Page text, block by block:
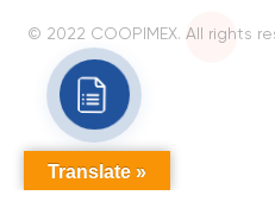
© 2022 COOPIMEX. All rights
Translate »